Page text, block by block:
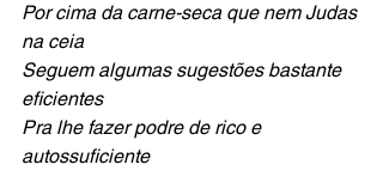
Por cima da carne-seca que nem Judas
na ceia
Seguem algumas sugestões bastante
eficientes
Pra lhe fazer podre de rico e
autossuficiente